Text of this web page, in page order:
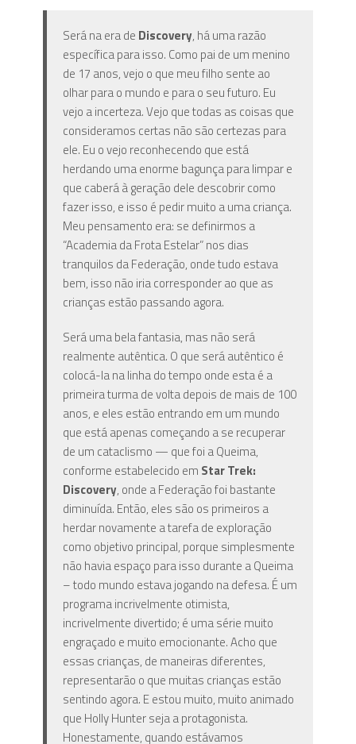
Será na era de Discovery, há uma razão
específica para isso. Como pai de um menino
de 17 anos, vejo o que meu filho sente ao
olhar para o mundo e para o seu futuro. Eu
vejo a incerteza. Vejo que todas as coisas que
consideramos certas não são certezas para
ele. Eu o vejo reconhecendo que está
herdando uma enorme bagunça para limpar e
que caberá à geração dele descobrir como
fazer isso, e isso é pedir muito a uma criança.
Meu pensamento era: se definirmos a
“Academia da Frota Estelar” nos dias
tranquilos da Federação, onde tudo estava
bem, isso não iria corresponder ao que as
crianças estão passando agora.
Será uma bela fantasia, mas não será
realmente autêntica. O que será autêntico é
colocá-la na linha do tempo onde esta é a
primeira turma de volta depois de mais de 100
anos, e eles estão entrando em um mundo
que está apenas começando a se recuperar
de um cataclismo — que foi a Queima,
conforme estabelecido em Star Trek:
Discovery, onde a Federação foi bastante
diminuída. Então, eles são os primeiros a
herdar novamente a tarefa de exploração
como objetivo principal, porque simplesmente
não havia espaço para isso durante a Queima
– todo mundo estava jogando na defesa. É um
programa incrivelmente otimista,
incrivelmente divertido; é uma série muito
engraçado e muito emocionante. Acho que
essas crianças, de maneiras diferentes,
representarão o que muitas crianças estão
sentindo agora. E estou muito, muito animado
que Holly Hunter seja a protagonista.
Honestamente, quando estávamos